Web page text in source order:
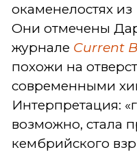
окаменелостях
Они отмечены
журнале Current
похожи на
современными
Интерпретация:
возможно, стала
кембрийского